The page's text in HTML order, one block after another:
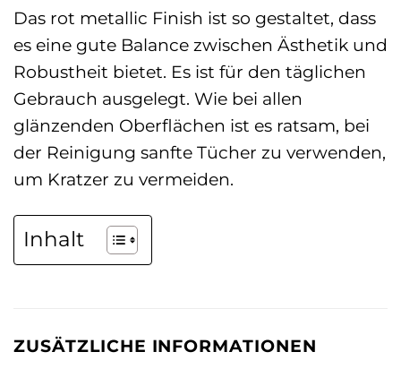
Das rot metallic Finish ist so gestaltet, dass
es eine gute Balance zwischen Ästhetik und
Robustheit bietet. Es ist für den täglichen
Gebrauch ausgelegt. Wie bei allen
glänzenden Oberflächen ist es ratsam, bei
der Reinigung sanfte Tücher zu verwenden,
um Kratzer zu vermeiden.
Inhalt
ZUSÄTZLICHE INFORMATIONEN